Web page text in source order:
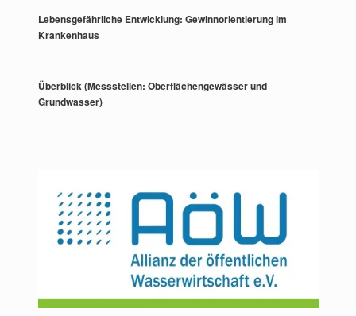
Lebensgefährliche Entwicklung: Gewinnorientierung im
Krankenhaus
Überblick (Messstellen: Oberflächengewässer und
Grundwasser)